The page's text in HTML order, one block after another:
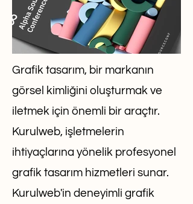
Grafik tasarım, bir markanın
görsel kimliğini oluşturmak ve
iletmek için önemli bir araçtır.
Kurulweb, işletmelerin
ihtiyaçlarına yönelik profesyonel
grafik tasarım hizmetleri sunar.
Kurulweb'in deneyimli grafik